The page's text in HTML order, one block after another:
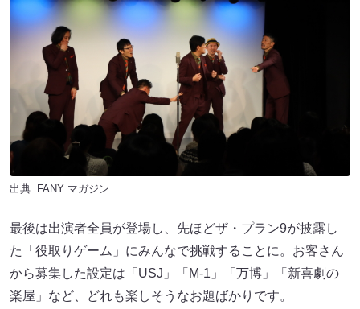
出典: FANY マガジン
最後は出演者全員が登場し、先ほどザ・プラン9が披露し
た「役取りゲーム」にみんなで挑戦することに。お客さん
から募集した設定は「USJ」「М-1」「万博」「新喜劇の
楽屋」など、どれも楽しそうなお題ばかりです。